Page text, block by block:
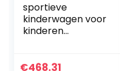
sportieve
kinderwagen voor
kinderen
Stroller 3 in 1,
€468.31